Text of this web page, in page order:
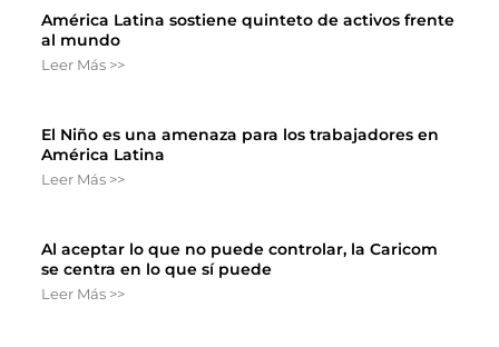
América Latina sostiene quinteto de activos frente
al mundo
Leer Más >>
El Niño es una amenaza para los trabajadores en
América Latina
Leer Más >>
Al aceptar lo que no puede controlar, la Caricom
se centra en lo que sí puede
Leer Más >>